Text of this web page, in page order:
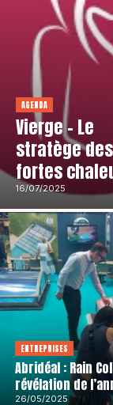
AGENDA
Vierge – Le
stratège des
fortes
16/07/2025
ENTREPRISES
Abridéal : Rain
révélation de
26/05/2025